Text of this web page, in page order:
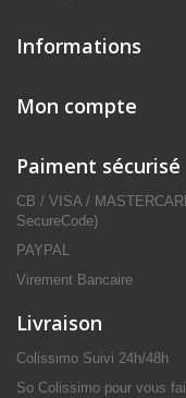
Informations
Mon compte
Paiment sécurisé
CB / VISA /
SecureCode)
PAYPAL
Virement Bancaire
Livraison
Colissimo Suivi 24h/48h
So Colissimo pour vous